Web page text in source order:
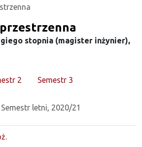
stopnia (magister inżynier),
2 Semestr 3
letni, 2020/21